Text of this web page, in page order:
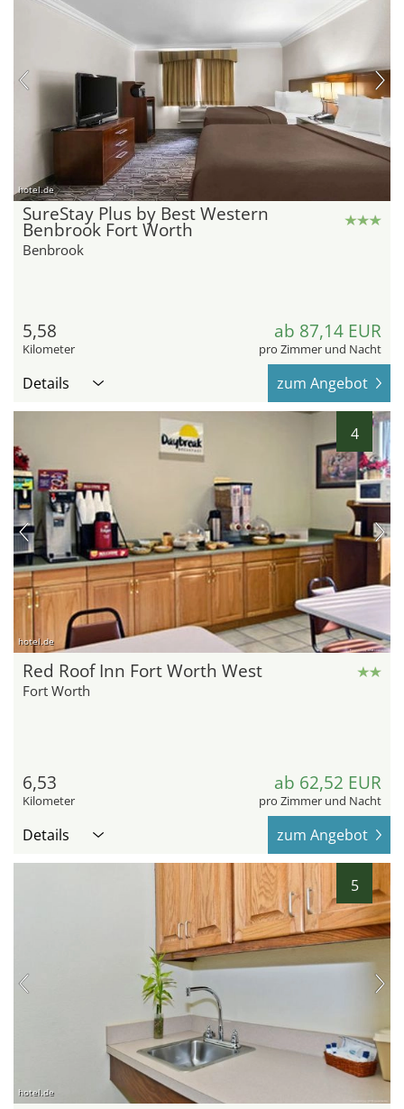
hotel.de
SureStay Plus by Best Western
Benbrook Fort Worth
Benbrook
5,58
Kilometer
ab 87,14 EUR
pro Zimmer und Nacht
Details zum Angebot
4
hotel.de
Red Roof Inn Fort Worth West
Fort Worth
6,53
Kilometer
ab 62,52 EUR
pro Zimmer und Nacht
Details zum Angebot
5
hotel.de